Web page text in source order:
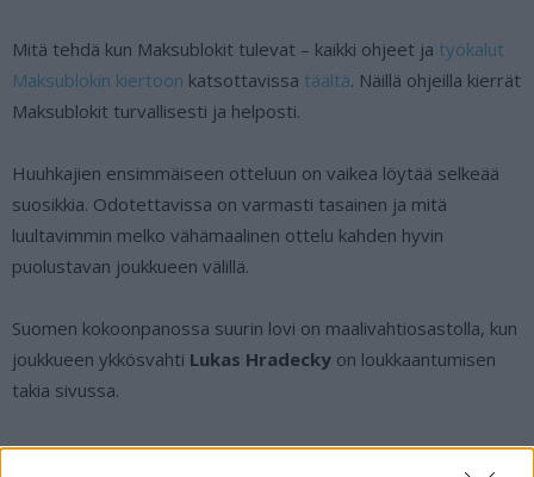
Mitä tehdä kun Maksublokit tulevat – kaikki ohjeet ja työkalut
Maksublokin kiertoon katsottavissa täältä. Näillä ohjeilla kierrät
Maksublokit turvallisesti ja helposti.
Huuhkajien ensimmäiseen otteluun on vaikea löytää selkeää
suosikkia. Odotettavissa on varmasti tasainen ja mitä
luultavimmin melko vähämaalinen ottelu kahden hyvin
puolustavan joukkueen välillä.
Suomen kokoonpanossa suurin lovi on maalivahtiosastolla, kun
joukkueen ykkösvahti Lukas Hradecky on loukkaantumisen
takia sivussa.
Suomi – Bosnia ja Hertsegovina alkaa tänään kello 21:45.